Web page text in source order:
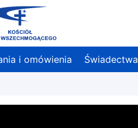
i omówienia Świadectwa